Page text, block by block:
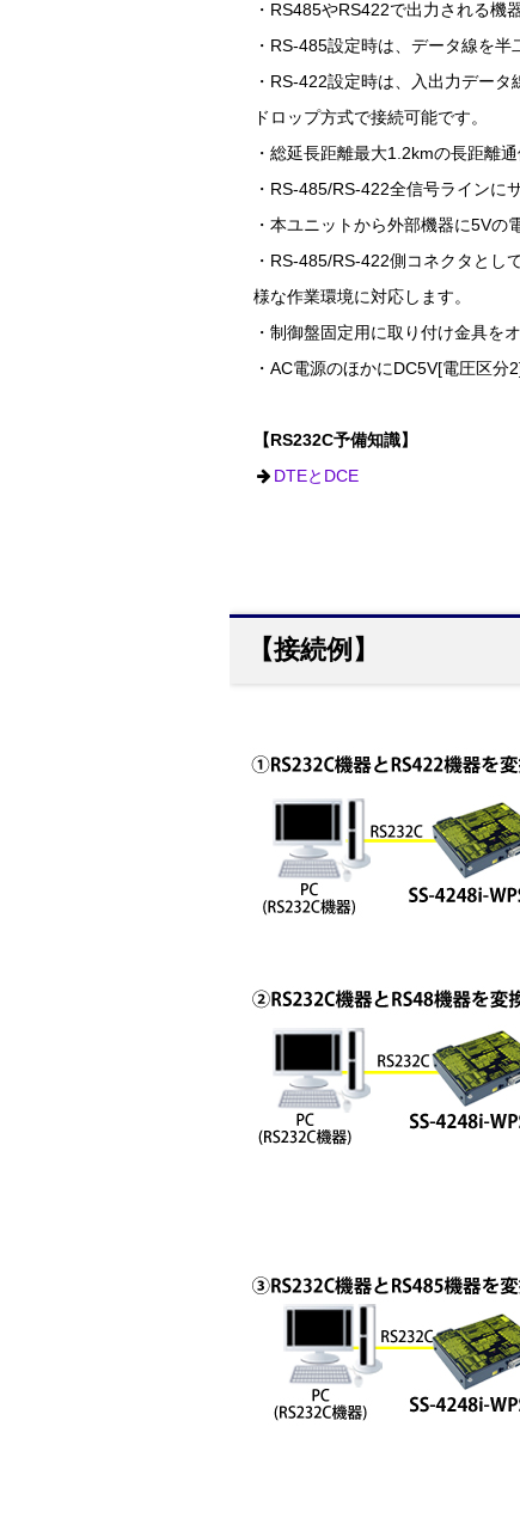
・RS485やRS422で出力される
・RS-485設定時は、データ線を
・RS-422設定時は、入出力デー
ドロップ方式で接続可能です。
・総延長距離最大1.2kmの長距離通
・RS-485/RS-422全信号ラインに
・本ユニットから外部機器に5V
・RS-485/RS-422側コネクタと
様な作業環境に対応します。
・制御盤固定用に取り付け金具を
・AC電源のほかにDC5V[電圧区
【RS232C予備知識】
DTEとDCE
【接続例】